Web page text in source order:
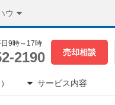
ウ
9時～17時
2190 売却相談
サービス内容